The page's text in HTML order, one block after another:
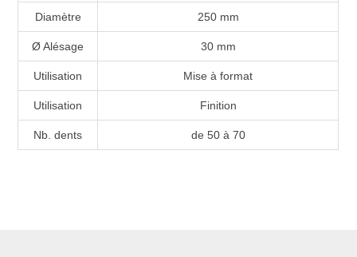
Diamètre 250 mm
Ø Alésage 30 mm
Utilisation Mise à format
Utilisation Finition
Nb. dents de 50 à 70